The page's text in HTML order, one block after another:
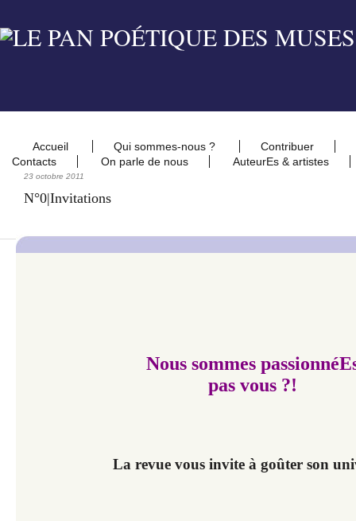
Accueil Qui sommes-nous ?
Contribuer
Contacts
On parle de nous AuteurEs & artistes
23 octobre 2011
N°0|Invitations
Nous sommes
pas vous ?!
La revue vous invite à goûter son